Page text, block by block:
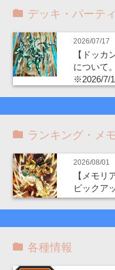
デッキ・パーテ
2026/07/17
【ドッカ
について
※2026/7/
ランキング・メ
2026/08/01
【メモリ
ピックア
各種情報